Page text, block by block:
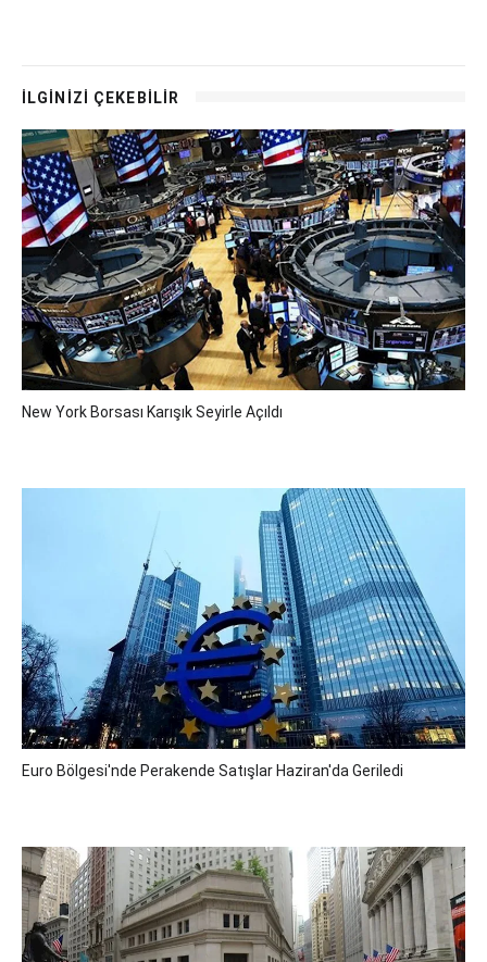
İLGİNİZİ ÇEKEBİLİR
New York Borsası Karışık Seyirle Açıldı
Euro Bölgesi'nde Perakende Satışlar Haziran'da Geriledi